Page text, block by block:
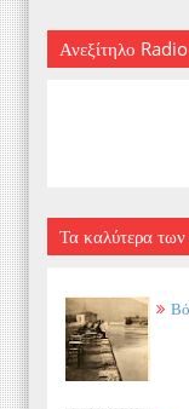
Ανεξίτηλο Radio
Τα καλύτερα